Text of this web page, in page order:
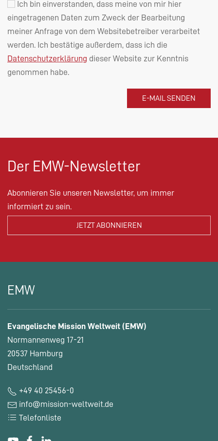
Ich bin einverstanden, dass meine von mir hier
eingetragenen Daten zum Zweck der Bearbeitung
meiner Anfrage von dem Websitebetreiber verarbeitet
werden. Ich bestätige außerdem, dass ich die
Datenschutzerklärung dieser Website zur Kenntnis
genommen habe.
Der EMW-Newsletter
Abonnieren Sie unseren Newsletter, um immer
informiert zu sein.
EMW
Evangelische Mission Weltweit (EMW)
Normannenweg 17-21
20537 Hamburg
Deutschland
+49 40 25456-0
info@mission-weltweit.de
Telefonliste